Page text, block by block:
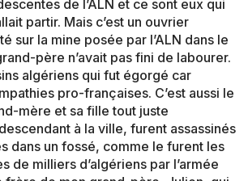
de l’ALN et ce sont eux qui
partir. Mais c’est un ouvrier
sur la mine posée par l’ALN dans le
père n’avait pas fini de labourer.
algériens qui fut égorgé car
pro-françaises. C’est aussi le
mère et sa fille tout juste
à la ville, furent assassinés
dans un fossé, comme le furent les
de milliers d’algériens par l’armée